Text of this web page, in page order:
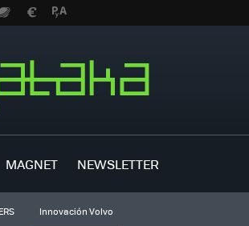
MAGNET NEWSLETTER
Innovación Volvo